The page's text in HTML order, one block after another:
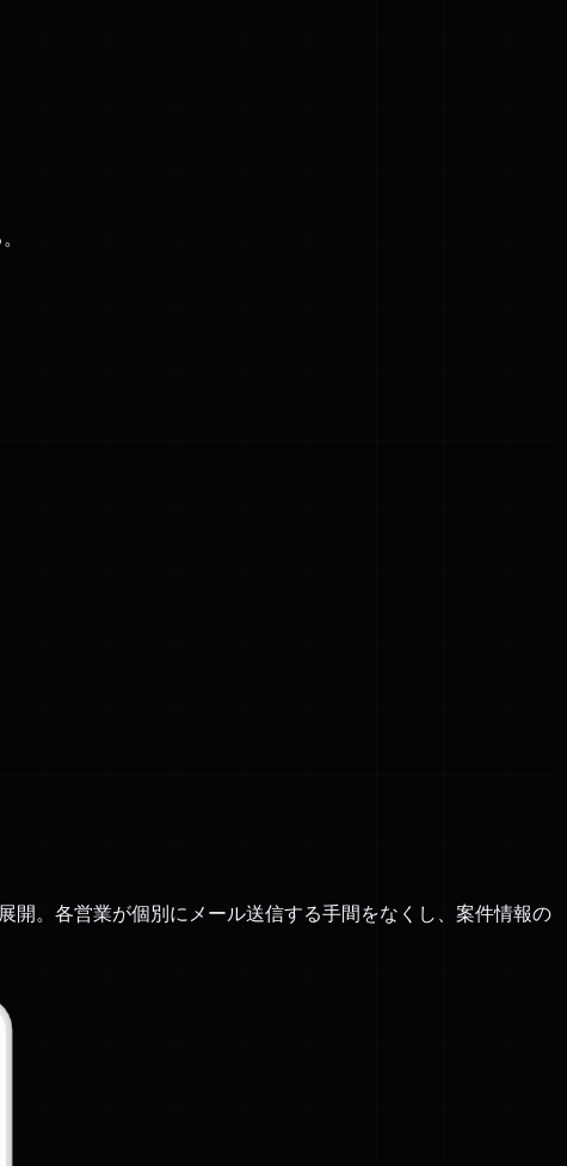
開。各営業が個別にメール送信する手間をなくし、案件情報の